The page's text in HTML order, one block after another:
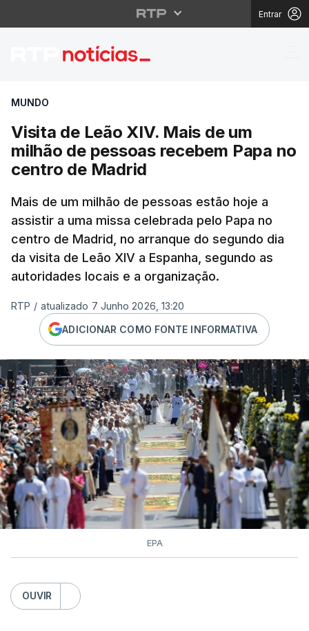
Entrar
Visita de Leão XIV.
MUNDO
Visita de Leão XIV. Mais de um
milhão de pessoas recebem Papa no
centro de Madrid
Mais de um milhão de pessoas estão hoje a
assistir a uma missa celebrada pelo Papa no
centro de Madrid, no arranque do segundo dia
da visita de Leão XIV a Espanha, segundo as
autoridades locais e a organização.
RTP / atualizado 7 Junho 2026, 13:20
ADICIONAR COMO FONTE INFORMATIVA
EPA
OUVIR